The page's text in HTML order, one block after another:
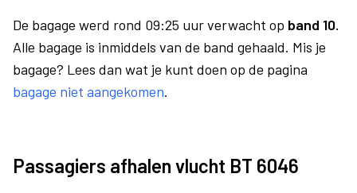
De bagage werd rond 09:25 uur verwacht op band 10.
Alle bagage is inmiddels van de band gehaald. Mis je
bagage? Lees dan wat je kunt doen op de pagina
bagage niet aangekomen.
Passagiers afhalen vlucht BT 6046